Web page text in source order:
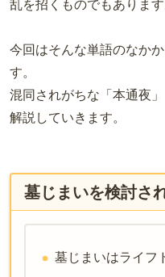
乱を招くものでもあります
今回はそんな単語のなか
す。
混同されがちな「本通夜
解説していきます。
墓じまいを検討さ
墓じまいはライフ